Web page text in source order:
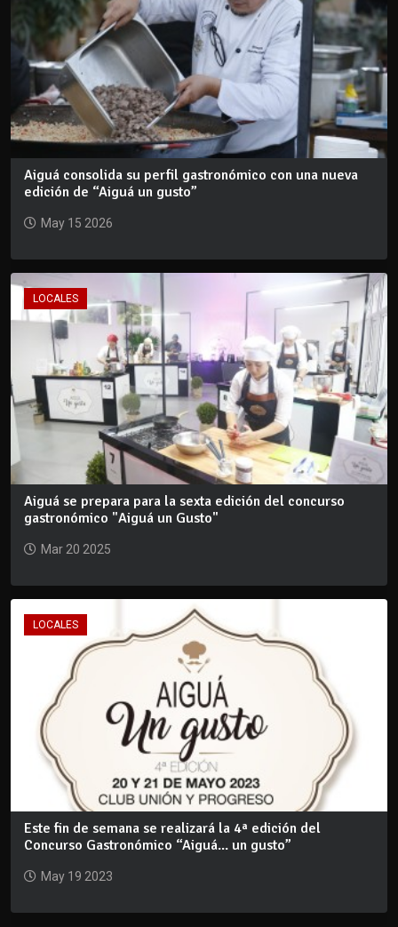
Aiguá consolida su perfil gastronómico con una nueva
edición de “Aiguá un gusto”
May 15 2026
LOCALES
Aiguá se prepara para la sexta edición del concurso
gastronómico "Aiguá un Gusto"
Mar 20 2025
LOCALES
Este fin de semana se realizará la 4ª edición del
Concurso Gastronómico “Aiguá... un gusto”
May 19 2023